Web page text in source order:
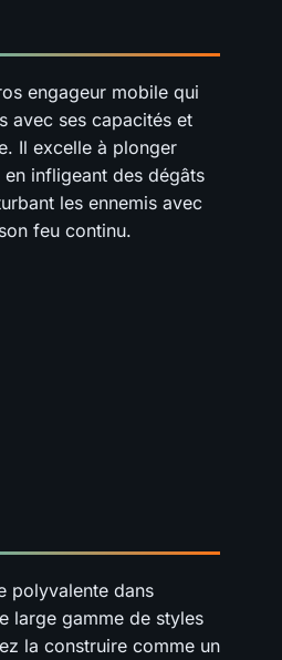
engageur mobile qui
avec ses capacités et
Il excelle à plonger
infligeant des dégâts
les ennemis avec
feu continu.
polyvalente dans
large gamme de styles
la construire comme un